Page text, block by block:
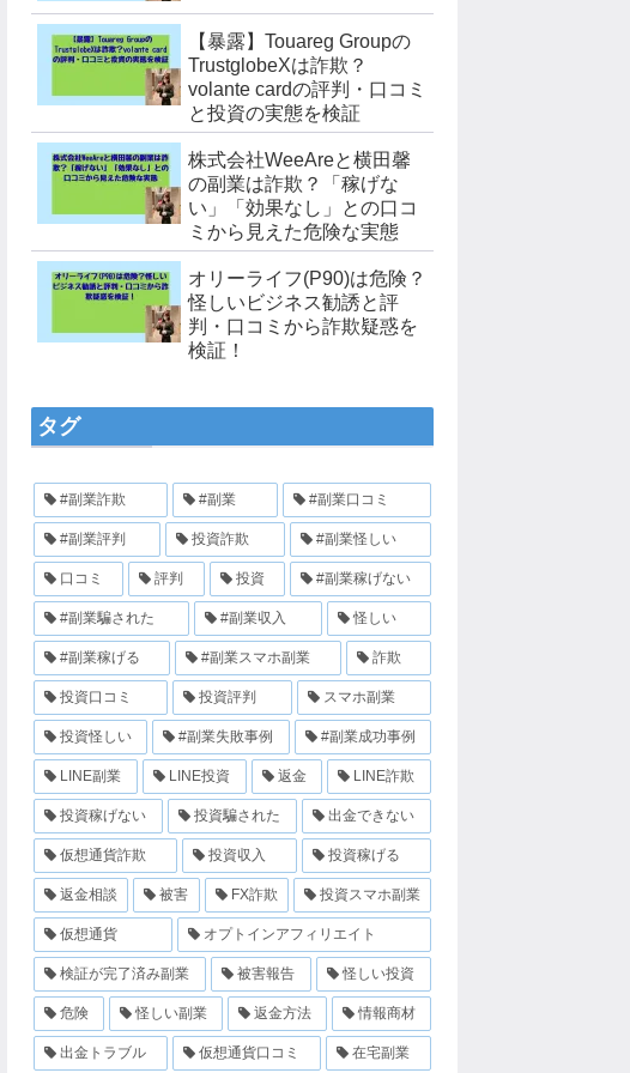
【暴露】Touareg Groupの
TrustglobeXは詐欺？
volante cardの評判・口コミ
と投資の実態を検証
株式会社WeeAreと横田馨
の副業は詐欺？「稼げな
い」「効果なし」との口コ
ミから見えた危険な実態
オリーライフ(P90)は危険？
怪しいビジネス勧誘と評
判・口コミから詐欺疑惑を
検証！
タグ
#副業詐欺 #副業 #副業口コミ
#副業評判 投資詐欺 #副業怪しい
口コミ 評判 投資 #副業稼げない
#副業騙された #副業収入 怪しい
#副業稼げる #副業スマホ副業 詐欺
投資口コミ 投資評判 スマホ副業
投資怪しい #副業失敗事例 #副業成功事例
LINE副業 LINE投資 返金 LINE詐欺
投資稼げない 投資騙された 出金できない
仮想通貨詐欺 投資収入 投資稼げる
返金相談 被害 FX詐欺 投資スマホ副業
仮想通貨 オプトインアフィリエイト
検証が完了済み副業 被害報告 怪しい投資
危険 怪しい副業 返金方法 情報商材
出金トラブル 仮想通貨口コミ 在宅副業